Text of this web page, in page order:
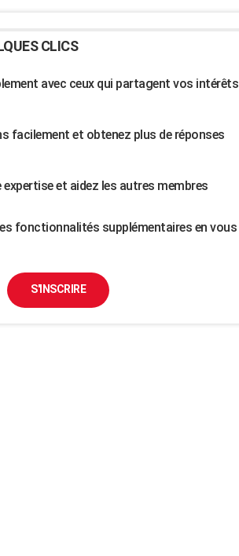
CLICS
avec ceux qui partagent vos intérêts
facilement et obtenez plus de réponses
et aidez les autres membres
fonctionnalités supplémentaires en vous
S'INSCRIRE